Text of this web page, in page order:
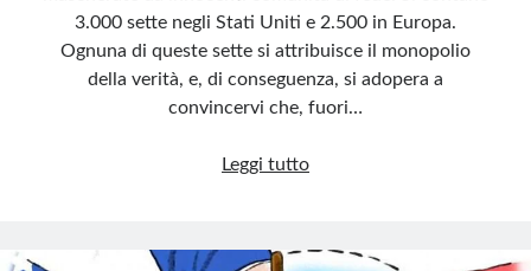
senza alcuna periodicità. Non può pertanto considerarsi un prodotto editoriale ai
sensi della legge n· 62 del 7.03.2001. L’autore non è responsabile di quanto
pubblicato dai lettori nei commenti ai vari post. Saranno comunque cancellati quelli
ritenuti offensivi o lesivi dell’immagine o dell’onorabilità di terzi, di genere spam,
razzisti o che contengano dati personali non conformi al rispetto delle norme sulla
diritti d’autore, vi invito a comunicarlo via e-mail a info[at]dinovalle.it e saranno
3.000 sette negli Stati Uniti e 2.500 in Europa.
Ognuna di queste sette si attribuisce il monopolio
della verità, e, di conseguenza, si adopera a
convincervi che, fuori…
Leggi tuttoSette
lato